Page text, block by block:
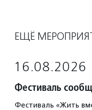
ЕЩЁ
16.08.2026
Фестиваль
Фестиваль «Жить